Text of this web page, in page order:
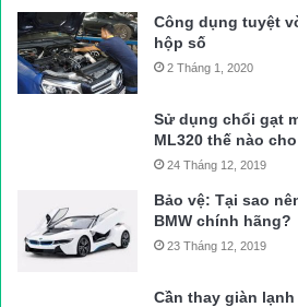
Công dụng tuyệt
hộp số
2 Tháng 1, 2020
Sử dụng chổi gạt
ML320 thế nào
24 Tháng 12, 2019
Bảo vệ: Tại sao
BMW chính hãng?
23 Tháng 12, 2019
Cần thay giàn